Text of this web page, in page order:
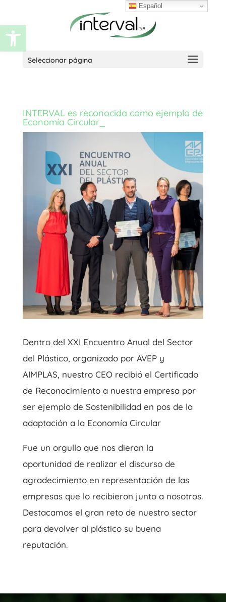
Abrir barra de herramientas
Seleccionar página
INTERVAL es reconocida como ejemplo de
Economía Circular_
Dentro del XXI Encuentro Anual del Sector
del Plástico, organizado por AVEP y
AIMPLAS, nuestro CEO recibió el Certificado
de Reconocimiento a nuestra empresa por
ser ejemplo de Sostenibilidad en pos de la
adaptación a la Economía Circular
Fue un orgullo que nos dieran la
oportunidad de realizar el discurso de
agradecimiento en representación de las
empresas que lo recibieron junto a nosotros.
Destacamos el gran reto de nuestro sector
para devolver al plástico su buena
reputación.
Español